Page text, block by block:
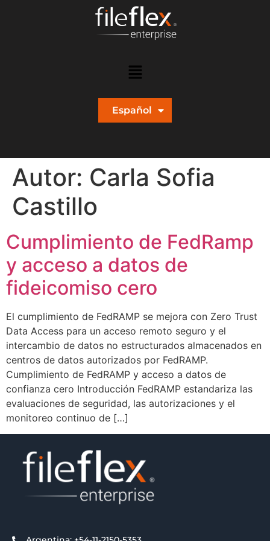
Español
English
Autor: Carla Sofia
Castillo
Cumplimiento de FedRamp
y acceso a datos de
fideicomiso cero
El cumplimiento de FedRAMP se mejora con Zero Trust
Data Access para un acceso remoto seguro y el
intercambio de datos no estructurados almacenados en
centros de datos autorizados por FedRAMP.
Cumplimiento de FedRAMP y acceso a datos de
confianza cero Introducción FedRAMP estandariza las
evaluaciones de seguridad, las autorizaciones y el
monitoreo continuo de […]